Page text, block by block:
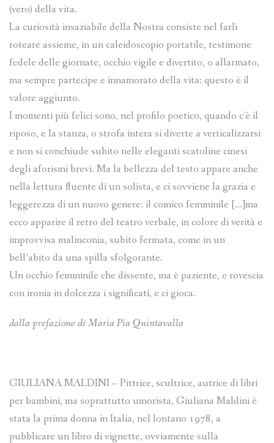
(vero) della vita.
La curiosità insaziabile della Nostra consiste nel farli
roteare assieme, in un caleidoscopio portatile, testimone
fedele delle giornate, occhio vigile e divertito, o allarmato,
ma sempre partecipe e innamorato della vita: questo è il
valore aggiunto.
I momenti più felici sono, nel profilo poetico, quando c’è il
riposo, e la stanza, o strofa intera si diverte a verticalizzarsi
e non si conchiude subito nelle eleganti scatoline cinesi
degli aforismi brevi. Ma la bellezza del testo appare anche
nella lettura fluente di un solista, e ci sovviene la grazia e
leggerezza di un nuovo genere: il comico femminile […]ma
ecco apparire il retro del teatro verbale, in colore di verità e
improvvisa malinconia, subito fermata, come in un
bell’abito da una spilla sfolgorante.
Un occhio femminile che dissente, ma è paziente, e rovescia
con ironia in dolcezza i significati, e ci gioca.
dalla prefazione di Maria Pia Quintavalla
GIULIANA MALDINI – Pittrice, scultrice, autrice di libri
per bambini, ma soprattutto umorista, Giuliana Maldini è
stata la prima donna in Italia, nel lontano 1978, a
pubblicare un libro di vignette, ovviamente sulla